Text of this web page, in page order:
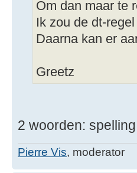
Om dan maar te
Ik zou de dt-
Daarna kan er
Greetz
2 woorden:
Pierre Vis, moderator